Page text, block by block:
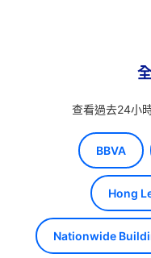
查看過去24小
BBVA
Hong
Nationwide